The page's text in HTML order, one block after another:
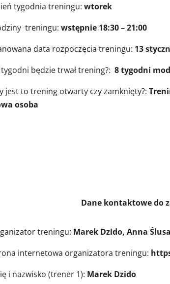
tygodnia treningu:wtorek
treningu:wstępnie 18:30 – 21:00
data rozpoczęcia treningu: 13
tygodni będzie trwał trening?: 8 tygodni
jest to trening otwarty czy zamknięty?:
osoba
kontaktowe do zapisów
treningu: Marek Dzido, Anna
internetowa organizatora treningu:
i nazwisko (trener 1): Marek Dzido